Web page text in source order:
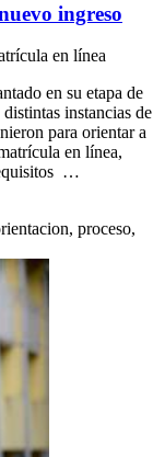
ingreso
en línea
en su etapa de
instancias de
para orientar a
en línea,
…
proceso,